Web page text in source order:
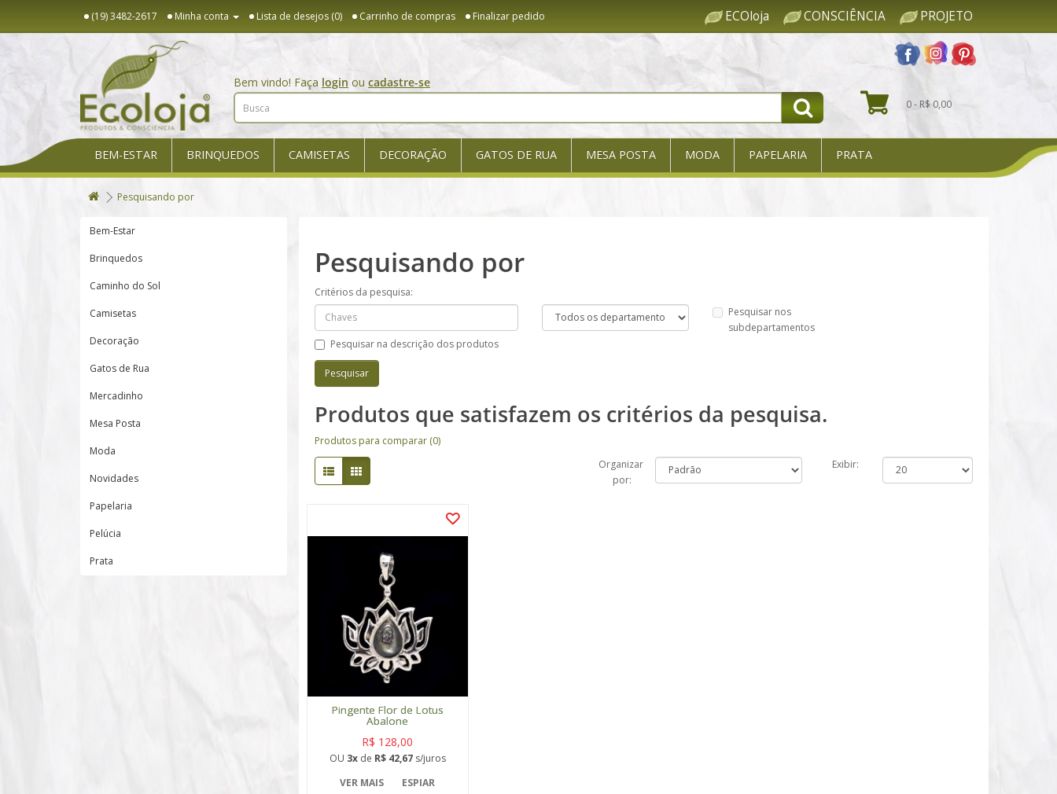
(19) 3482-2617 Minha conta Lista de desejos (0) Carrinho de compras Finalizar pedido ECOloja CONSCIÊNCIA PROJETO
Bem vindo! Faça login ou cadastre-se
0 - R$ 0,00
BEM-ESTAR BRINQUEDOS CAMISETAS DECORAÇÃO GATOS DE RUA MESA POSTA MODA PAPELARIA PRATA
Pesquisando por
Bem-Estar
Brinquedos
Caminho do Sol
Camisetas
Decoração
Gatos de Rua
Mercadinho
Mesa Posta
Moda
Novidades
Papelaria
Pelúcia
Prata
Pesquisando por
Critérios da pesquisa:
Pesquisar nos
subdepartamentos
Pesquisar na descrição dos produtos
Produtos que satisfazem os critérios da pesquisa.
Produtos para comparar (0)
Organizar
por:
Exibir:
Pingente Flor de Lotus
Abalone
R$ 128,00
OU 3xde R$ 42,67s/juros
VER MAIS
ESPIAR